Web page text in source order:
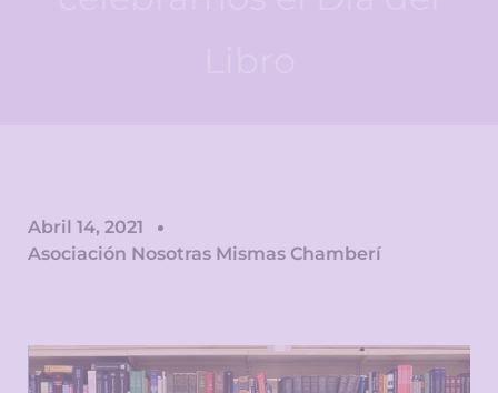
Abril 14, 2021
Asociación Nosotras Mismas Chamberí